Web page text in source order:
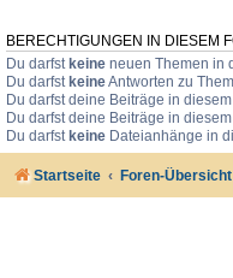
BERECHTIGUNGEN IN DIESEM
Du darfst keine neuen Themen in
Du darfst keineAntworten zu
Du darfst deine Beiträge in
Du darfst deine Beiträge in
Du darfst keine Dateianhänge in
Startseite Foren-Übersicht